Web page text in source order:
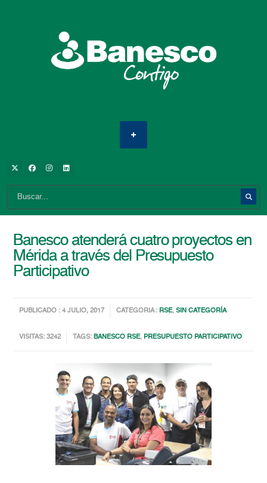
Banesco atenderá cuatro proyectos en
Mérida a través del Presupuesto
Participativo
PUBLICADO : 4 JULIO, 2017 CATEGORIA : RSE,SIN CATEGORÍA
VISITAS: 3242 TAGS:BANESCO RSE, PRESUPUESTO PARTICIPATIVO